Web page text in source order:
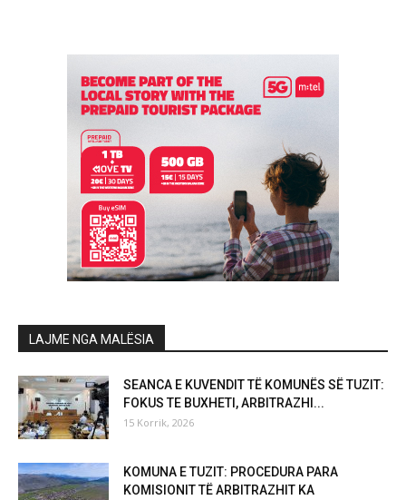
LAJME NGA MALËSIA
SEANCA E KUVENDIT TË KOMUNËS SË TUZIT:
FOKUS TE BUXHETI, ARBITRAZHI...
15 Korrik, 2026
KOMUNA E TUZIT: PROCEDURA PARA
KOMISIONIT TË ARBITRAZHIT KA